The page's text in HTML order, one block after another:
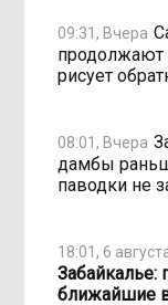
09:31, Вчера
продолжают
рисует
08:01, Вчера
дамбы
паводки не
18:01, 6
Забайкалье:
ближайшие